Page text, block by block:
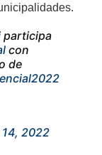
participa
con
de
2022